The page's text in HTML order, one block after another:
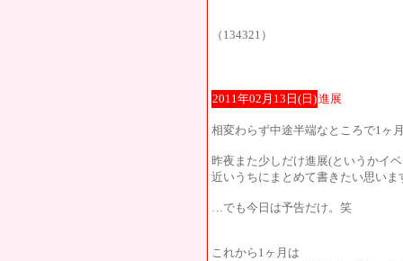
（134321）
2011年02月13日(日)進展
相変わらず中途半端なところで1ヶ
昨夜また少しだけ進展(というかイ
近いうちにまとめて書きたい思いま
…でも今日は予告だけ。笑
これから1ヶ月は